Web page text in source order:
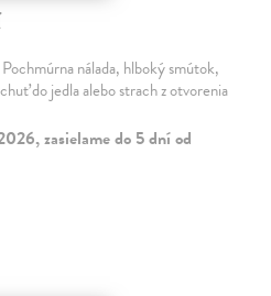
nálada, hlboký smútok,
do jedla alebo strach z otvorenia
zasielame do 5 dní od